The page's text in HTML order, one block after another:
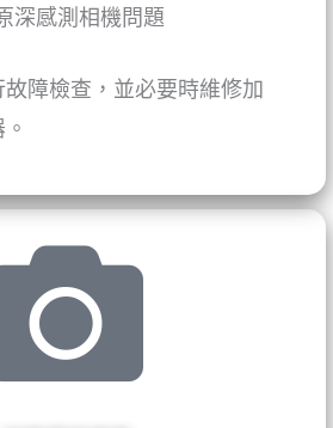
深感測相機問題
故障檢查，並必要時維修加